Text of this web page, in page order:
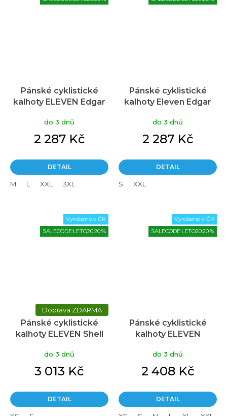
Pánské cyklistické
kalhoty ELEVEN Edgar
do 3 dnů
2 287 Kč
DETAIL
M L XXL 3XL
Pánské cyklistické
kalhoty Eleven Edgar
do 3 dnů
2 287 Kč
DETAIL
S XXL
Vyrobeno v ČR
SALECODE:LETO20:20:%
ZDARMA
Pánské cyklistické
kalhoty ELEVEN Shell
do 3 dnů
3 013 Kč
DETAIL
Vyrobeno v ČR
SALECODE:LETO20:20:%
Pánské cyklistické
kalhoty ELEVEN
do 3 dnů
2 408 Kč
DETAIL